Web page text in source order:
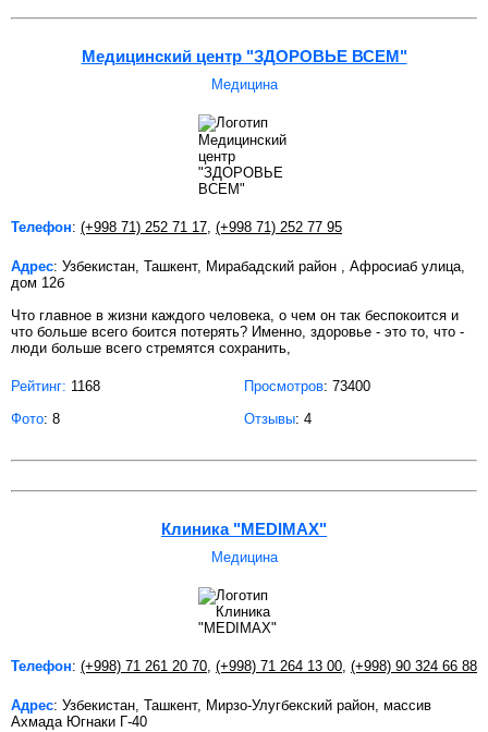
Медицинский центр "ЗДОРОВЬЕ ВСЕМ"
Медицина
Телефон: (+998 71) 252 71 17, (+998 71) 252 77 95
Адрес: Узбекистан, Ташкент, Мирабадский район , Афросиаб улица,
дом 12б
Что главное в жизни каждого человека, о чем он так беспокоится и
что больше всего боится потерять? Именно, здоровье - это то, что -
люди больше всего стремятся сохранить,
Рейтинг: 1168 Просмотров: 73400
Фото: 8 Отзывы: 4
Клиника "MEDIMAX"
Медицина
Телефон: (+998) 71 261 20 70, (+998) 71 264 13 00, (+998) 90 324 66 88
Адрес: Узбекистан, Ташкент, Мирзо-Улугбекский район, массив
Ахмада Югнаки Г-40